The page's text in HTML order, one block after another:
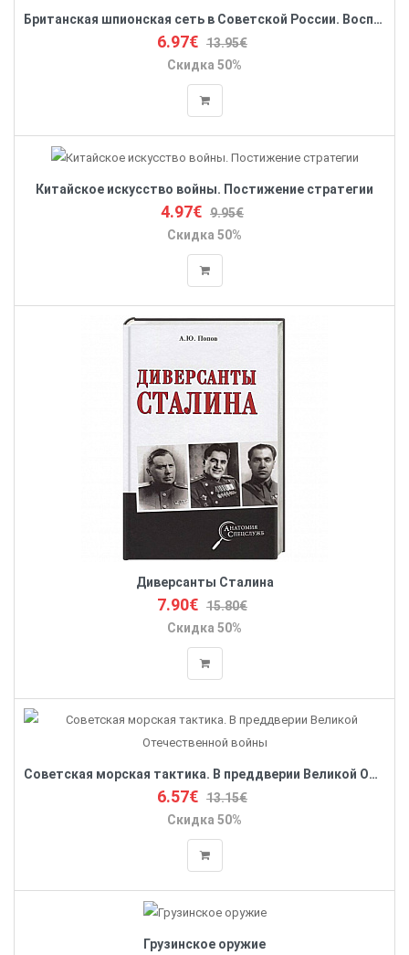
Британская шпионская сеть в Советской России. Воспоминания тайного агента МИ­6
6.97€ 13.95€
Скидка 50%
Китайское искусство войны. Постижение стратегии
4.97€ 9.95€
Скидка 50%
Диверсанты Сталина
7.90€ 15.80€
Скидка 50%
Советская морская тактика. В преддверии Великой Отечественной войны
6.57€ 13.15€
Скидка 50%
Грузинское оружие